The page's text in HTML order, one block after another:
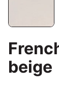
beige